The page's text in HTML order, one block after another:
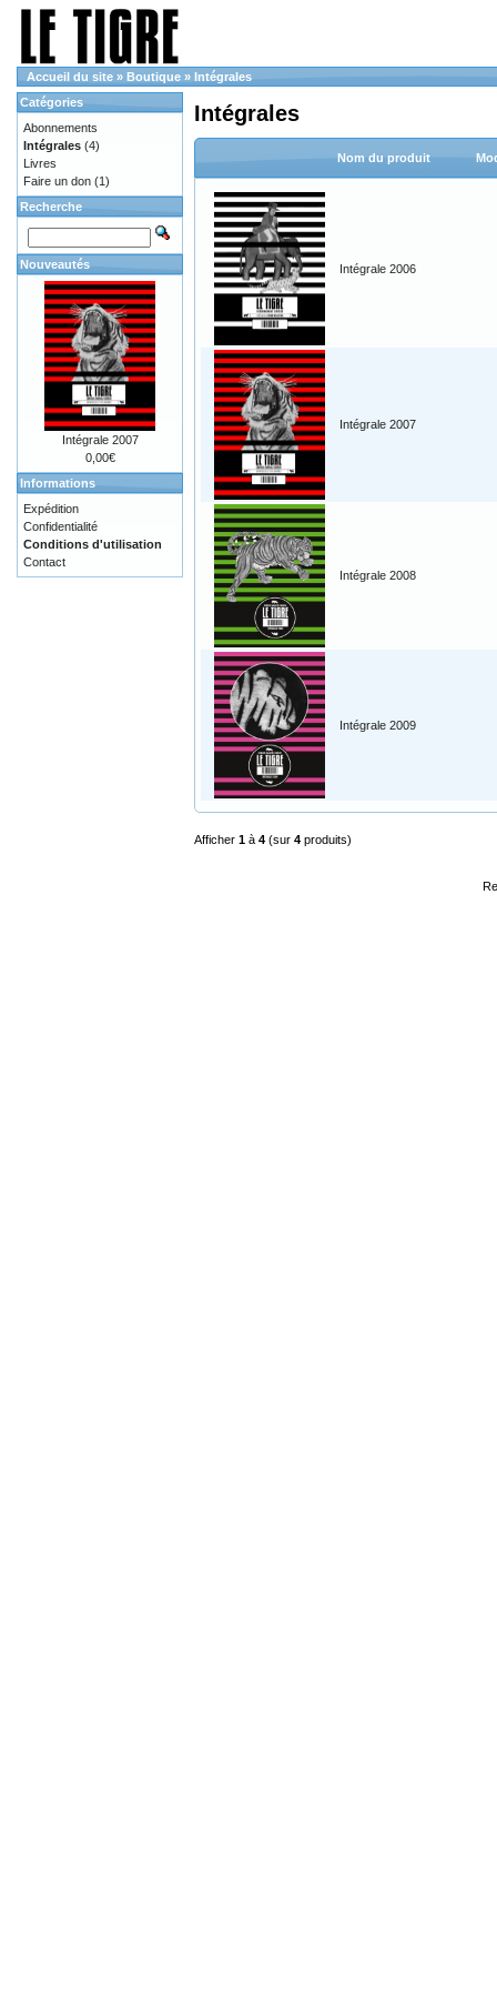
Accueil du site » Boutique » Intégrales
Intégrales
Nom du produit
Intégrale 2006
Intégrale 2007
Intégrale 2008
Intégrale 2009
Afficher 1 à 4 (sur 4 produits)
Catégories
Abonnements
Intégrales (4)
Livres
Faire un don (1)
Recherche
Nouveautés
Intégrale 2007
0,00€
Informations
Expédition
Confidentialité
Conditions d'utilisation
Contact